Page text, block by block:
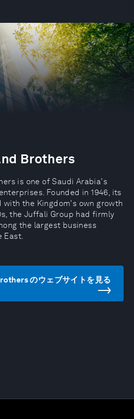
Brothers
is one of Saudi Arabia's
Founded in 1946, its
with the Kingdom's own growth
the Juffali Group had firmly
the largest business
East.
のウェブサイトを見る